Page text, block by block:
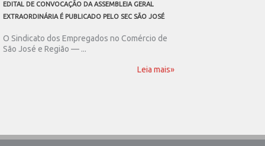
EDITAL DE CONVOCAÇÃO DA ASSEMBLEIA GERAL
EXTRAORDINÁRIA É PUBLICADO PELO SEC SÃO JOSÉ
O Sindicato dos Empregados no Comércio de
São José e Região — ...
Leia mais»